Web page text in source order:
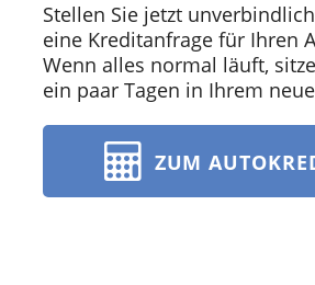
Stellen Sie jetzt
eine Kreditanfrage für Ihren
Wenn alles normal läuft,
ein paar Tagen in Ihrem
ZUM